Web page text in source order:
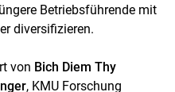
Betriebsführende mit
diversifizieren.
von Bich Diem Thy
, KMU Forschung